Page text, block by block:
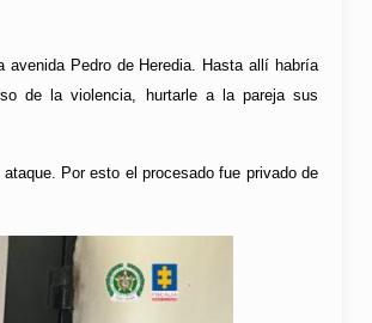
Pedro de Heredia. Hasta allí habría
de la violencia, hurtarle a la pareja sus
Por esto el procesado fue privado de